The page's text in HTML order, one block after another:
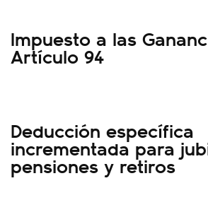
Impuesto a las
Artículo 94
Deducción específica
incrementada para
pensiones y retiros